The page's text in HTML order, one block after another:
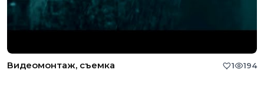
Видеомонтаж, съемка 1 194